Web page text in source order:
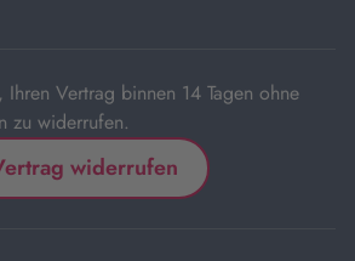
Ihren Vertrag binnen 14 Tagen ohne
zu widerrufen.
widerrufen